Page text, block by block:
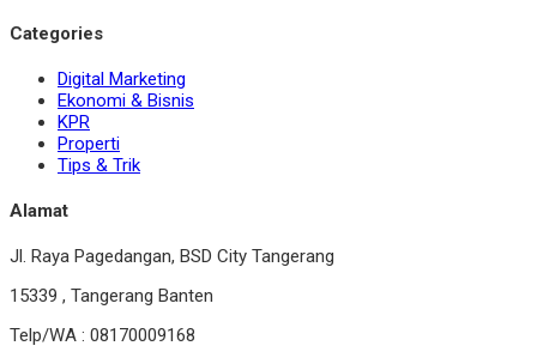
Categories
Digital Marketing
Ekonomi & Bisnis
KPR
Properti
Tips & Trik
Alamat
Jl. Raya Pagedangan, BSD City Tangerang
15339 , Tangerang Banten
Telp/WA : 08170009168